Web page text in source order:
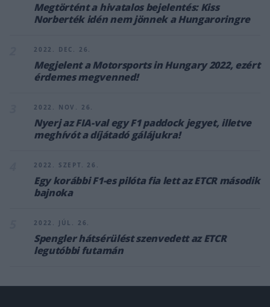
Megtörtént a hivatalos bejelentés: Kiss
Norberték idén nem jönnek a Hungaroringre
2022. DEC. 26.
Megjelent a Motorsports in Hungary 2022, ezért
érdemes megvenned!
2022. NOV. 26.
Nyerj az FIA-val egy F1 paddock jegyet, illetve
meghívót a díjátadó gálájukra!
2022. SZEPT. 26.
Egy korábbi F1-es pilóta fia lett az ETCR második
bajnoka
2022. JÚL. 26.
Spengler hátsérülést szenvedett az ETCR
legutóbbi futamán